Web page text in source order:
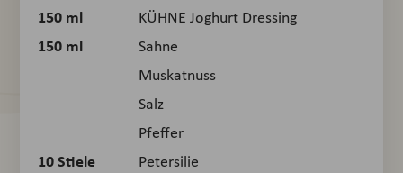
150 ml KÜHNE Joghurt Dressing
150 ml
Sahne
Muskatnuss
Salz
Pfeffer
10Stiele Petersilie